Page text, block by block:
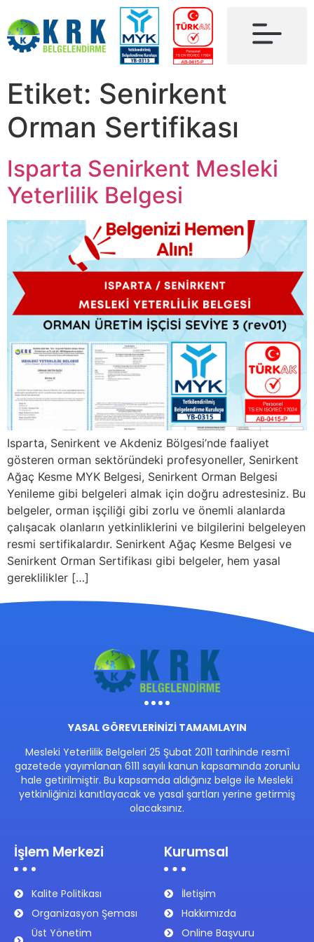
Etiket: Senirkent
Orman Sertifikası
Isparta Senirkent Mesleki
Yeterlilik Belgesi
Isparta, Senirkent ve Akdeniz Bölgesi’nde faaliyet
gösteren orman sektöründeki profesyoneller, Senirkent
Ağaç Kesme MYK Belgesi, Senirkent Orman Belgesi
Yenileme gibi belgeleri almak için doğru adrestesiniz. Bu
belgeler, orman işçiliği gibi zorlu ve önemli alanlarda
çalışacak olanların yetkinliklerini ve bilgilerini belgeleyen
resmi sertifikalardır. Senirkent Ağaç Kesme Belgesi ve
Senirkent Orman Sertifikası gibi belgeler, hem yasal
gereklilikler […]
YASAL GÖREVLERİNİZİ TAMAMLAYIN
Mesleki Yeterlilik Belgeleri 25 Şubat 2011 tarihinde resmî
gazetede yayımlanan 6111 sayılı kanun kapsamında zorunlu
hale getirilmiştir. Bu kapsamda aldığınız belge ile Mesleki
yetkinliğinizi kanıtlayacak ve yasal şartları yerine getirmiş
olacaksınız.
İşlem Merkezi
Kalite Politikası
Organizasyon Şeması
Üst Yönetim
Kurumsal
İletişim
Hakkımızda
Online Başvuru